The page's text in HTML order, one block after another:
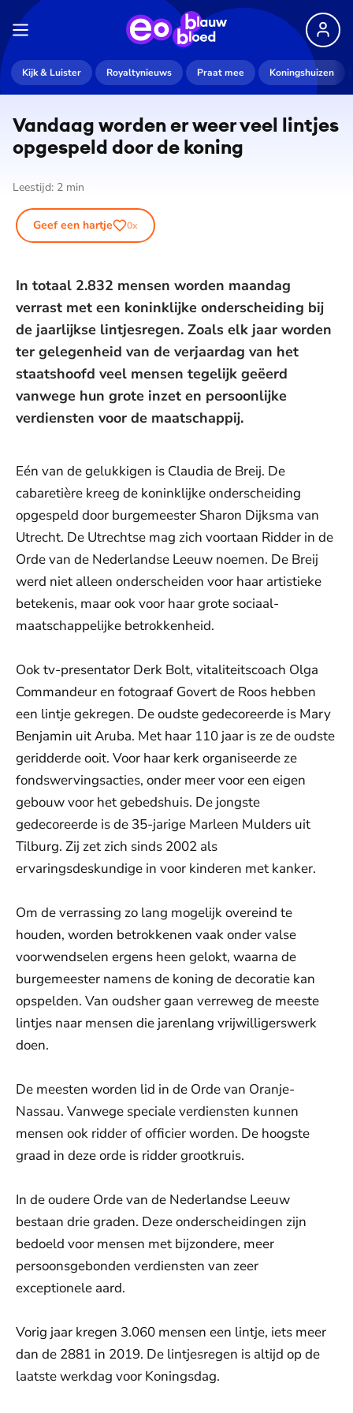
Kijk & Luister Royaltynieuws Praat mee Koningshuizen
Vandaag worden er weer veel lintjes
opgespeld door de koning
Leestijd: 2 min
Geef een hartje 0x
In totaal 2.832 mensen worden maandag
verrast met een koninklijke onderscheiding bij
de jaarlijkse lintjesregen. Zoals elk jaar worden
ter gelegenheid van de verjaardag van het
staatshoofd veel mensen tegelijk geëerd
vanwege hun grote inzet en persoonlijke
verdiensten voor de maatschappij.
Eén van de gelukkigen is Claudia de Breij. De
cabaretière kreeg de koninklijke onderscheiding
opgespeld door burgemeester Sharon Dijksma van
Utrecht. De Utrechtse mag zich voortaan Ridder in de
Orde van de Nederlandse Leeuw noemen. De Breij
werd niet alleen onderscheiden voor haar artistieke
betekenis, maar ook voor haar grote sociaal-
maatschappelijke betrokkenheid.
Ook tv-presentator Derk Bolt, vitaliteitscoach Olga
Commandeur en fotograaf Govert de Roos hebben
een lintje gekregen. De oudste gedecoreerde is Mary
Benjamin uit Aruba. Met haar 110 jaar is ze de oudste
geridderde ooit. Voor haar kerk organiseerde ze
fondswervingsacties, onder meer voor een eigen
gebouw voor het gebedshuis. De jongste
gedecoreerde is de 35-jarige Marleen Mulders uit
Tilburg. Zij zet zich sinds 2002 als
ervaringsdeskundige in voor kinderen met kanker.
Om de verrassing zo lang mogelijk overeind te
houden, worden betrokkenen vaak onder valse
voorwendselen ergens heen gelokt, waarna de
burgemeester namens de koning de decoratie kan
opspelden. Van oudsher gaan verreweg de meeste
lintjes naar mensen die jarenlang vrijwilligerswerk
doen.
De meesten worden lid in de Orde van Oranje-
Nassau. Vanwege speciale verdiensten kunnen
mensen ook ridder of officier worden. De hoogste
graad in deze orde is ridder grootkruis.
In de oudere Orde van de Nederlandse Leeuw
bestaan drie graden. Deze onderscheidingen zijn
bedoeld voor mensen met bijzondere, meer
persoonsgebonden verdiensten van zeer
exceptionele aard.
Vorig jaar kregen 3.060 mensen een lintje, iets meer
dan de 2881 in 2019. De lintjesregen is altijd op de
laatste werkdag voor Koningsdag.